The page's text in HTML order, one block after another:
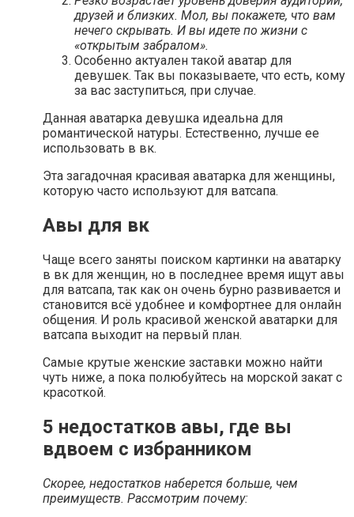
друзей и близких. Мол, вы покажете, что вам
нечего скрывать. И вы идете по жизни с
«открытым забралом».
Особенно актуален такой аватар для
девушек. Так вы показываете, что есть, кому
за вас заступиться, при случае.
Данная аватарка девушка идеальна для
романтической натуры. Естественно, лучше ее
использовать в вк.
Эта загадочная красивая аватарка для женщины,
которую часто используют для ватсапа.
Авы для вк
Чаще всего заняты поиском картинки на аватарку
в вк для женщин, но в последнее время ищут авы
для ватсапа, так как он очень бурно развивается и
становится всё удобнее и комфортнее для онлайн
общения. И роль красивой женской аватарки для
ватсапа выходит на первый план.
Самые крутые женские заставки можно найти
чуть ниже, а пока полюбуйтесь на морской закат с
красоткой.
5 недостатков авы, где вы
вдвоем с избранником
Скорее, недостатков наберется больше, чем
преимуществ. Рассмотрим почему: